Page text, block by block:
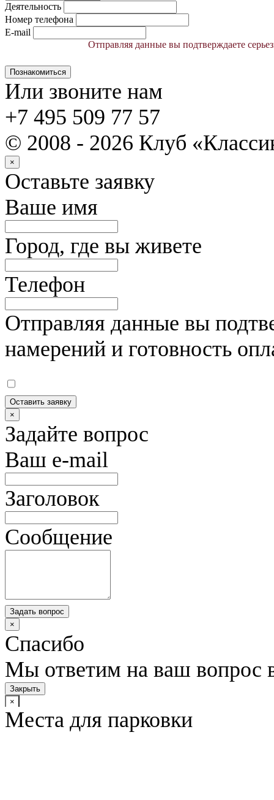
Деятельность
Номер телефона
E-mail
Отправляя данные вы подтверждаете
Познакомиться
Или звоните нам
+7 495 509 77 57
© 2008 - 2026 Клуб
×
Оставьте заявку
Ваше имя
Город, где вы живете
Телефон
Отправляя данные вы
намерений и готовность
Оставить заявку
×
Задайте вопрос
Ваш e-mail
Заголовок
Сообщение
Задать вопрос
×
Спасибо
Мы ответим на ваш вопрос
Закрыть
×
Места для парковки